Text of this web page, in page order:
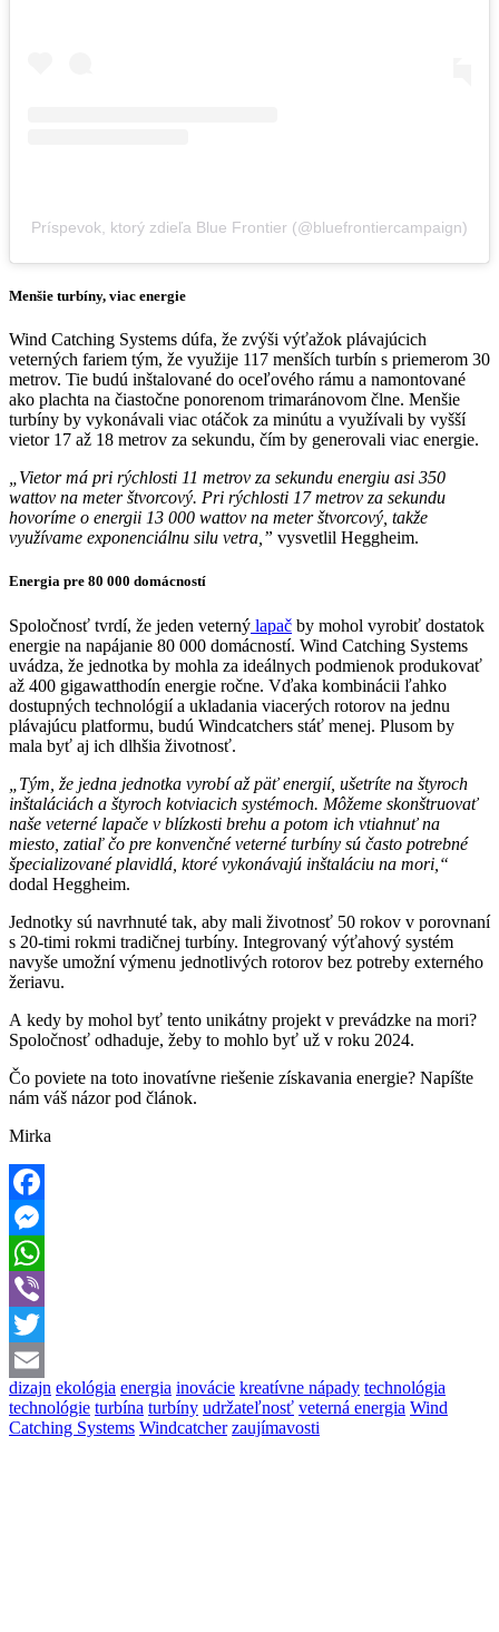
Príspevok, ktorý zdieľa Blue Frontier (@bluefrontiercampaign)
Menšie turbíny, viac energie
Wind Catching Systems dúfa, že zvýši výťažok plávajúcich
veterných fariem tým, že využije 117 menších turbín s priemerom 30
metrov. Tie budú inštalované do oceľového rámu a namontované
ako plachta na čiastočne ponorenom trimaránovom člne. Menšie
turbíny by vykonávali viac otáčok za minútu a využívali by vyšší
vietor 17 až 18 metrov za sekundu, čím by generovali viac energie.
„Vietor má pri rýchlosti 11 metrov za sekundu energiu asi 350
wattov na meter štvorcový. Pri rýchlosti 17 metrov za sekundu
hovoríme o energii 13 000 wattov na meter štvorcový, takže
využívame exponenciálnu silu vetra,” vysvetlil Heggheim.
Energia pre 80 000 domácností
Spoločnosť tvrdí, že jeden veterný lapač by mohol vyrobiť dostatok
energie na napájanie 80 000 domácností. Wind Catching Systems
uvádza, že jednotka by mohla za ideálnych podmienok produkovať
až 400 gigawatthodín energie ročne. Vďaka kombinácii ľahko
dostupných technológií a ukladania viacerých rotorov na jednu
plávajúcu platformu, budú Windcatchers stáť menej. Plusom by
mala byť aj ich dlhšia životnosť.
„Tým, že jedna jednotka vyrobí až päť energií, ušetríte na štyroch
inštaláciách a štyroch kotviacich systémoch. Môžeme skonštruovať
naše veterné lapače v blízkosti brehu a potom ich vtiahnuť na
miesto, zatiaľ čo pre konvenčné veterné turbíny sú často potrebné
špecializované plavidlá, ktoré vykonávajú inštaláciu na mori,“
dodal Heggheim.
Jednotky sú navrhnuté tak, aby mali životnosť 50 rokov v porovnaní
s 20-timi rokmi tradičnej turbíny. Integrovaný výťahový systém
navyše umožní výmenu jednotlivých rotorov bez potreby externého
žeriavu.
A kedy by mohol byť tento unikátny projekt v prevádzke na mori?
Spoločnosť odhaduje, žeby to mohlo byť už v roku 2024.
Čo poviete na toto inovatívne riešenie získavania energie? Napíšte
nám váš názor pod článok.
Mirka
Facebook
Messenger
WhatsApp
Viber
Twitter
Email
dizajn ekológia energia inovácie kreatívne nápady technológia
technológie turbína turbíny udržateľnosť veterná energia Wind
Catching Systems Windcatcher zaujímavosti